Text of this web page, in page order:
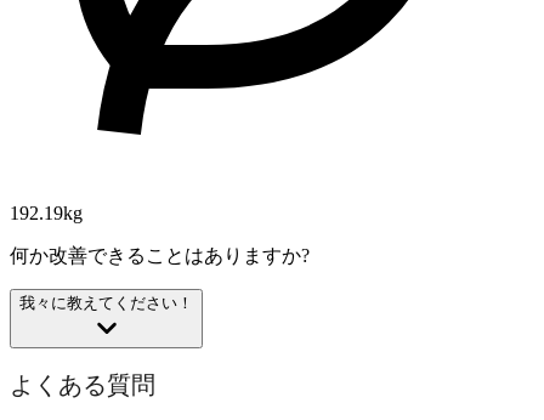
192.19kg
何か改善できることはありますか?
我々に教えてください！
よくある質問